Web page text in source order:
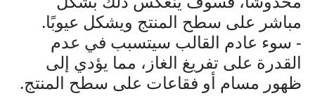
مباشر على سطح المنتج ويشكل عيوبًا.
- سوء عادم القالب سيتسبب في عدم
القدرة على تفريغ الغاز، مما يؤدي إلى
ظهور مسام أو فقاعات على سطح المنتج.